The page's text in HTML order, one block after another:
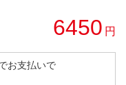
6450 円
お支払いで